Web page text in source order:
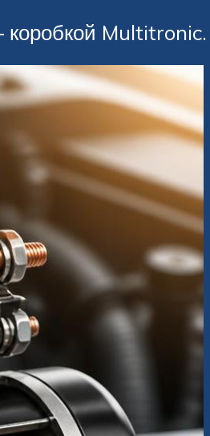
Multitronic.